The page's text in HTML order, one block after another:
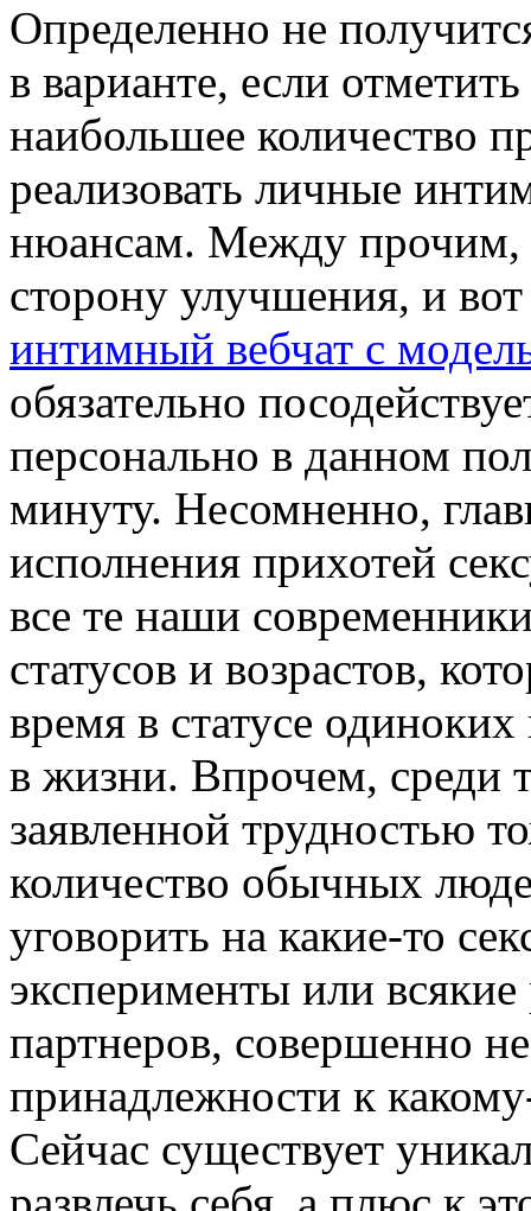
Определенно не
в варианте, если
наибольшее количество
реализовать личные
нюансам. Между прочим,
сторону улучшения, и
интимный вебчат с
обязательно
персонально в данном
минуту. Несомненно,
исполнения прихотей
все те наши
статусов и возрастов,
время в статусе
в жизни. Впрочем, среди
заявленной трудностью
количество обычных
уговорить на какие-то
эксперименты или
партнеров, совершенно
принадлежности к
Сейчас существует